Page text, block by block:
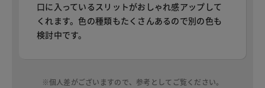
口に入っているスリットがおしゃれ感アップして
くれます。色の種類もたくさんあるので別の色も
検討中です。
※個人差がございますので、参考としてご覧ください。